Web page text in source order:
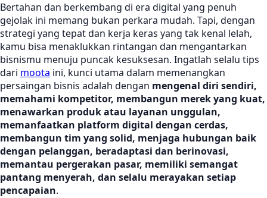
Bertahan dan berkembang di era digital yang penuh
gejolak ini memang bukan perkara mudah. Tapi, dengan
strategi yang tepat dan kerja keras yang tak kenal lelah,
kamu bisa menaklukkan rintangan dan mengantarkan
bisnismu menuju puncak kesuksesan. Ingatlah selalu tips
dari moota ini, kunci utama dalam memenangkan
persaingan bisnis adalah dengan mengenal diri sendiri,
memahami kompetitor, membangun merek yang kuat,
menawarkan produk atau layanan unggulan,
memanfaatkan platform digital dengan cerdas,
membangun tim yang solid, menjaga hubungan baik
dengan pelanggan, beradaptasi dan berinovasi,
memantau pergerakan pasar, memiliki semangat
pantang menyerah, dan selalu merayakan setiap
pencapaian.